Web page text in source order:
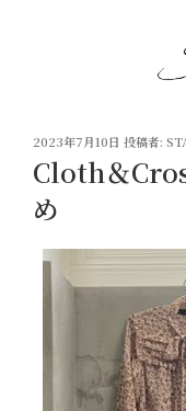
投
稿
日:
2023年7月10日 投稿者:
Cloth＆
め